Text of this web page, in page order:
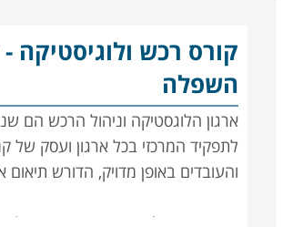
קורס רכש ולוגיסטיקה
השפלה
ארגון הלוגסטיקה וניהול הרכש הם
לתפקיד המרכזי בכל ארגון ועסק של
והעובדים באופן מדויק, הדורש
הנושאים הנלמדים בקורס הם ניהול